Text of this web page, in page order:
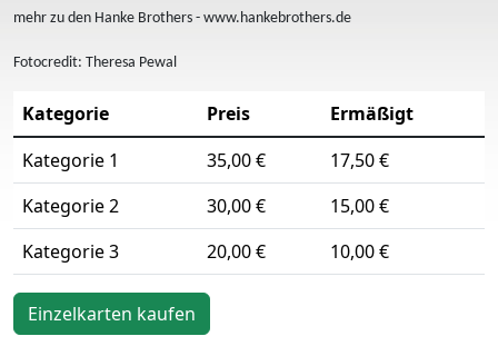
mehr zu den Hanke Brothers - www.hankebrothers.de
Fotocredit: Theresa Pewal
Kategorie Preis
Ermäßigt
Kategorie 1
35,00 €
17,50 €
Kategorie 2
30,00 €
15,00 €
Kategorie 3
20,00 € 10,00 €
Einzelkarten kaufen